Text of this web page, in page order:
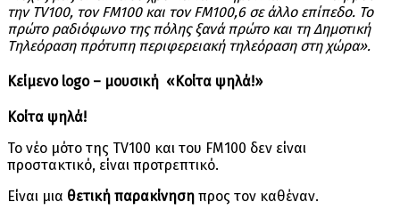
την TV100, τονFM100 και τονFM100,6 σε άλλο επίπεδο. Το
πρώτο ραδιόφωνο της πόλης ξανά πρώτο και τη Δημοτική
Τηλεόραση πρότυπη περιφερειακή τηλεόραση στη χώρα».
Κείμενο logo– μουσική «Κοίτα ψηλά!»
Κοίτα ψηλά!
Το νέο μότο της TV100 και του FM100 δεν είναι
προστακτικό, είναι προτρεπτικό.
Είναι μια θετική παρακίνηση προς τον καθέναν.